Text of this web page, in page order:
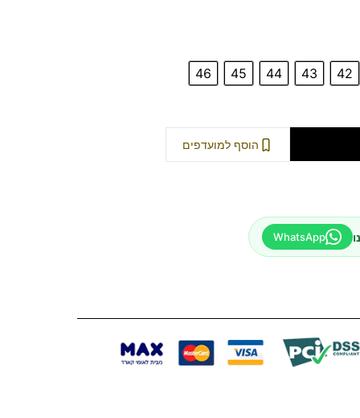
42
43
44
45
46
הוסף למועדפים
WhatsApp